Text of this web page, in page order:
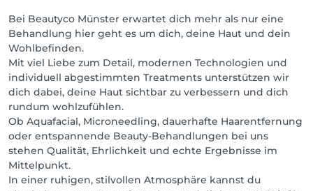
Bei Beautyco Münster erwartet dich mehr als nur eine
Behandlung hier geht es um dich, deine Haut und dein
Wohlbefinden.
Mit viel Liebe zum Detail, modernen Technologien und
individuell abgestimmten Treatments unterstützen wir
dich dabei, deine Haut sichtbar zu verbessern und dich
rundum wohlzufühlen.
Ob Aquafacial, Microneedling, dauerhafte Haarentfernung
oder entspannende Beauty-Behandlungen bei uns
stehen Qualität, Ehrlichkeit und echte Ergebnisse im
Mittelpunkt.
In einer ruhigen, stilvollen Atmosphäre kannst du